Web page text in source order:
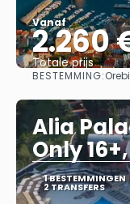
Vanaf
2.260
Totale prijs
BESTEMMING:
Alia
Only
1 BESTEMMINGEN
2 TRANSFERS